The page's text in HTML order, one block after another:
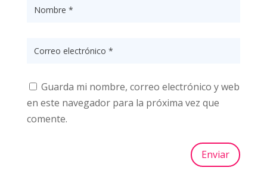
Guarda mi nombre, correo electrónico y web
en este navegador para la próxima vez que
comente.
Enviar